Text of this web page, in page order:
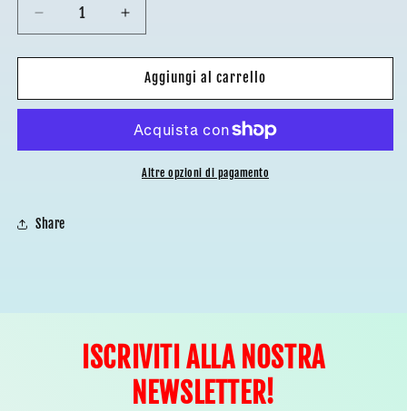
Diminuisci
quantità
per
INTERE
Aumenta
quantità
per
AMARENE
INTERE
Aggiungi al carrello
Altre opzioni di pagamento
Share
ISCRIVITI ALLA NOSTRA
NEWSLETTER!